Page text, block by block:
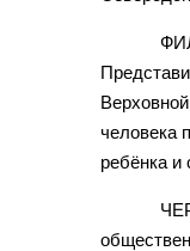
человека
ребёнка и